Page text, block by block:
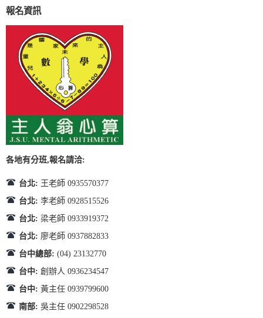
報名資訊
各地有分班,報名請洽:
台北: 王老師 0935570377
台北: 李老師 0928515526
台北: 梁老師 0933919372
台北: 廖老師 0937882833
台中總部: (04) 23132770
台中: 創辦人 0936234547
台中: 黃主任 0939799600
南部: 吳主任 0902298528